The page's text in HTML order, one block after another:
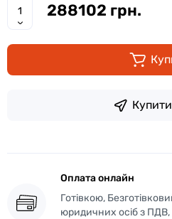
288102 грн.
Оплата онлайн
Готівкою,
юридичних осіб з